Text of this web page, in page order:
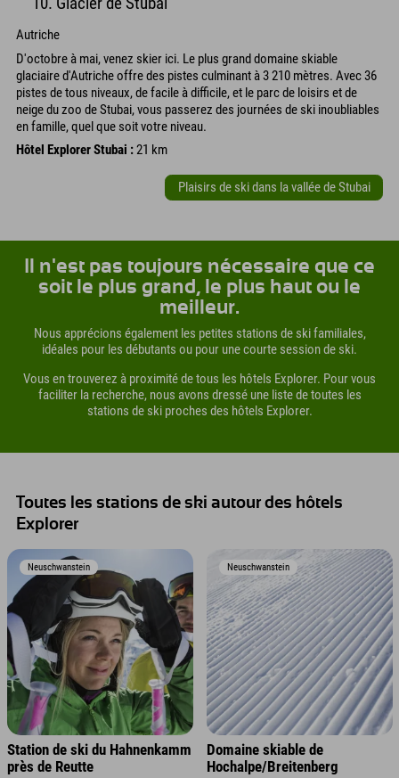
Autriche
D'octobre à mai, venez skier ici. Le plus grand domaine skiable
glaciaire d'Autriche offre des pistes culminant à 3 210 mètres. Avec 36
pistes de tous niveaux, de facile à difficile, et le parc de loisirs et de
neige du zoo de Stubai, vous passerez des journées de ski inoubliables
en famille, quel que soit votre niveau.
Hôtel Explorer Stubai :21 km
Plaisirs de ski dans la vallée de Stubai
Il n'est pas toujours nécessaire que ce
soit le plus grand, le plus haut ou le
meilleur.
Nous apprécions également les petites stations de ski familiales,
idéales pour les débutants ou pour une courte session de ski.
Vous en trouverez à proximité de tous les hôtels Explorer. Pour vous
faciliter la recherche, nous avons dressé une liste de toutes les
stations de ski proches des hôtels Explorer.
Toutes les stations de ski autour des hôtels
Explorer
Neuschwanstein
Station de ski du Hahnenkamm
près de Reutte
Neuschwanstein
Domaine skiable de
Hochalpe/Breitenberg